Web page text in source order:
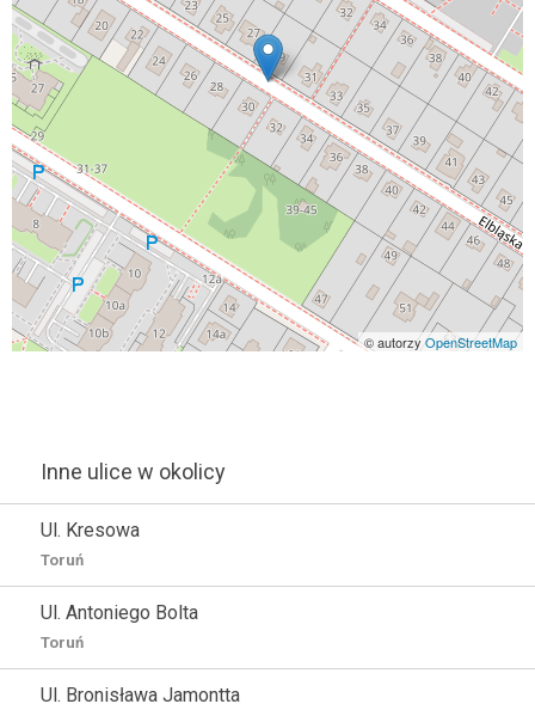
© autorzy OpenStreetMap
Inne ulice w okolicy
Ul. Kresowa
Toruń
Ul. Antoniego Bolta
Toruń
Ul. Bronisława Jamontta